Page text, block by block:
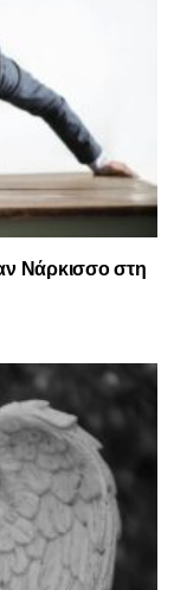
Νάρκισσο στη